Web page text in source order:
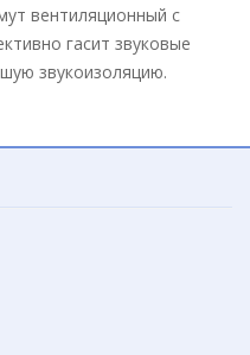
вентиляционный с
гасит звуковые
звукоизоляцию.